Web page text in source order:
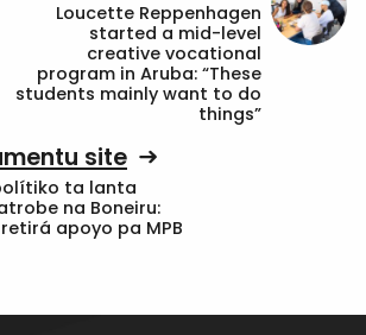
Loucette Reppenhagen
started a mid-level
creative vocational
program in Aruba: “These
students mainly want to do
things”
site
ta lanta
na Boneiru:
retirá apoyo pa MPB